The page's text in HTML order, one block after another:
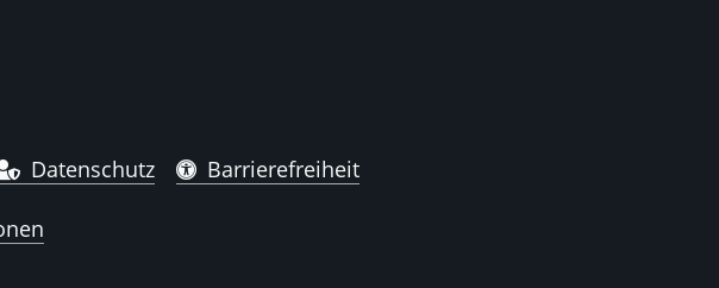
Datenschutz Barrierefreiheit